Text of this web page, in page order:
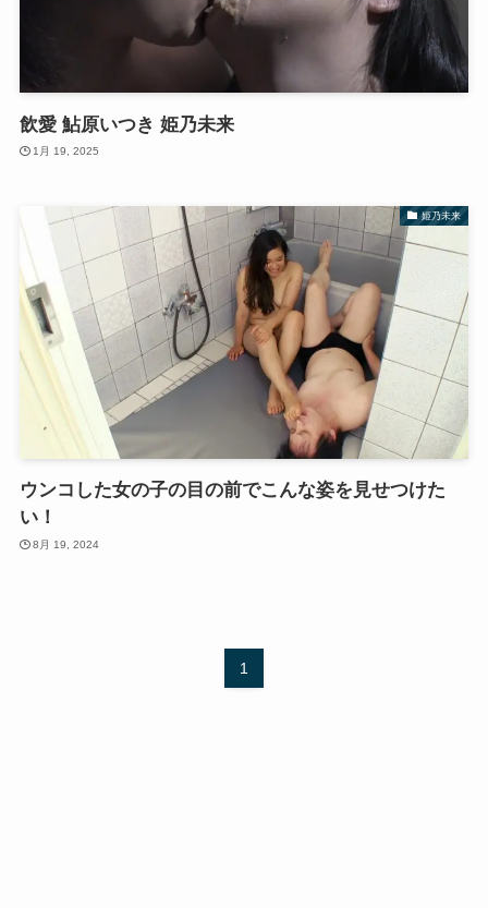
飲愛 鮎原いつき 姫乃未来
1月 19, 2025
姫乃未来
ウンコした女の子の目の前でこんな姿を見せつけた
い！
8月 19, 2024
1